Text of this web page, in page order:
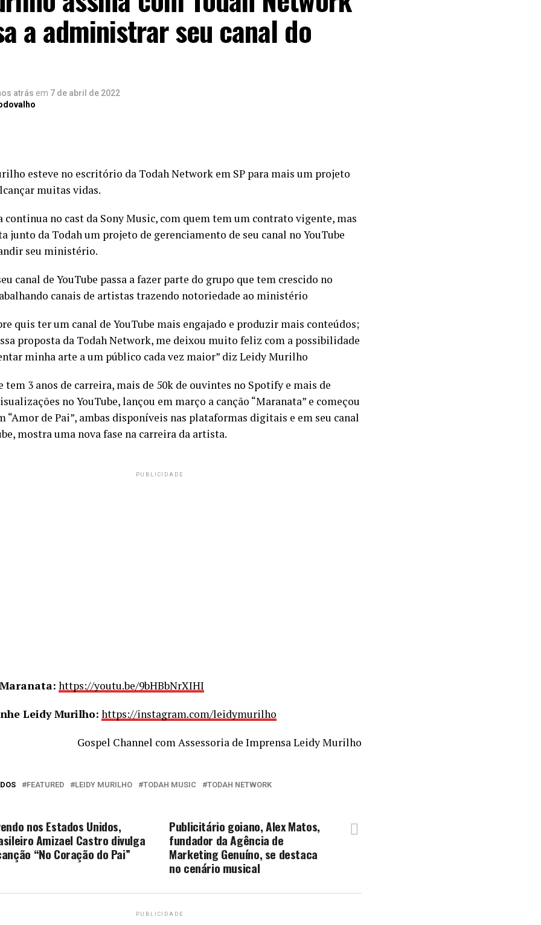
a administrar seu canal do
atrás em 7 de abril de 2022
esteve no escritório da Todah Network em SP para mais um projeto
muitas vidas.
continua no cast da Sony Music, com quem tem um contrato vigente, mas
junto da Todah um projeto de gerenciamento de seu canal no YouTube
seu ministério.
canal de YouTube passa a fazer parte do grupo que tem crescido no
canais de artistas trazendo notoriedade ao ministério
quis ter um canal de YouTube mais engajado e produzir mais conteúdos;
proposta da Todah Network, me deixou muito feliz com a possibilidade
minha arte a um público cada vez maior” diz Leidy Murilho
tem 3 anos de carreira, mais de 50k de ouvintes no Spotify e mais de
no YouTube, lançou em março a canção “Maranata” e começou
“Amor de Pai”, ambas disponíveis nas plataformas digitais e em seu canal
mostra uma nova fase na carreira da artista.
PUBLICIDADE
https://youtu.be/9bHBbNrXIHI
Leidy Murilho: https://instagram.com/leidymurilho
Gospel Channel com Assessoria de Imprensa Leidy Murilho
FEATURED LEIDY MURILHO TODAH MUSIC TODAH NETWORK
Publicitário goiano, Alex Matos,
fundador da Agência de
Marketing Genuíno, se destaca
no cenário musical
nos Estados Unidos,
Amizael Castro divulga
“No Coração do Pai”
PUBLICIDADE